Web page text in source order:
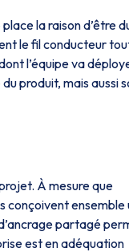
la raison d’être
le fil conducteur
l’équipe va
produit, mais aussi
À mesure que
conçoivent ensemble
partagé
est en adéquation